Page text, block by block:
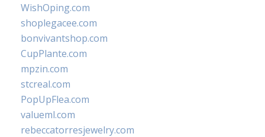
WishOping.com
shoplegacee.com
bonvivantshop.com
CupPlante.com
mpzin.com
stcreal.com
PopUpFlea.com
valueml.com
rebeccatorresjewelry.com